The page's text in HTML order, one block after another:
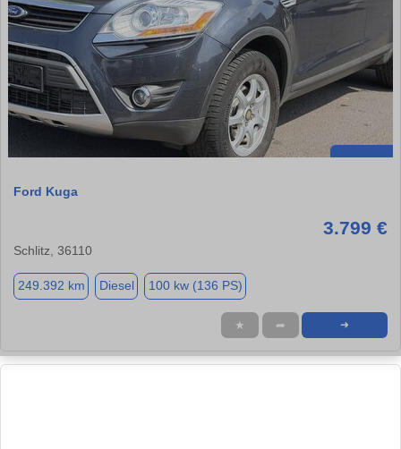
Ford Kuga
3.799 €
Schlitz, 36110
249.392 km Diesel 100 kw (136 PS)
★ ➦ ➜